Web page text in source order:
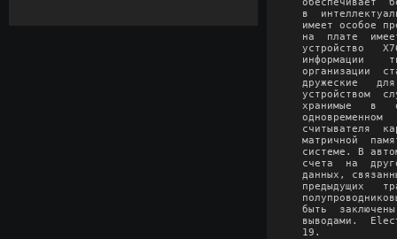
в
имеет особое
на  плате
устройство
информации
организации
дружеские
устройством
хранимые   в
считывателя
матричной
системе. В
счета  на
данных,
предыдущих
быть
выводами.
19.